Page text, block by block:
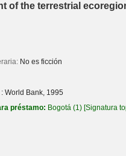
of the terrestrial
No es ficción
World Bank, 1995
préstamo: Bogotá (1) Signatura